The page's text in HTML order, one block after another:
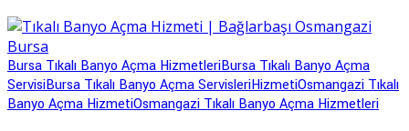
Bursa Tıkalı Banyo Açma HizmetleriBursa Tıkalı Banyo Açma
ServisiBursa Tıkalı Banyo Açma ServisleriHizmetiOsmangazi Tıkalı
Banyo Açma HizmetiOsmangazi Tıkalı Banyo Açma Hizmetleri